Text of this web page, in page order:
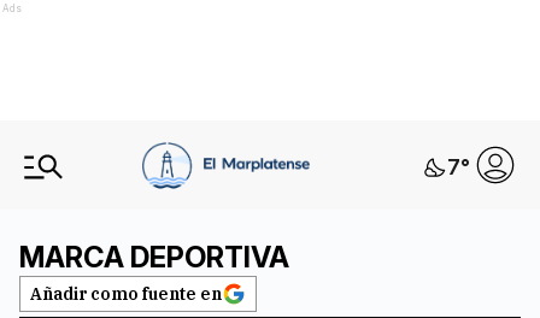
Ads
7°
MARCA DEPORTIVA
Añadir como fuente en